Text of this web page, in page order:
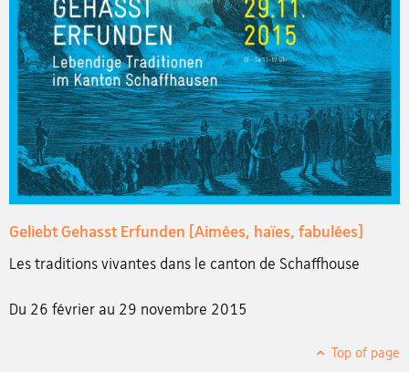
Geliebt Gehasst Erfunden [Aimées, haïes, fabulées]
Les traditions vivantes dans le canton de Schaffhouse
Du 26 février au 29 novembre 2015
Top of page